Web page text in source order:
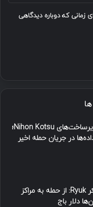
زمانی که دوباره دیدگاهی
آلودگی به بدافزار در زیرساخت‌های Nihon Kotsu؛
در جریان حمله اخیر
اعتراف تکان‌دهنده هکر Ryuk: از حمله به مراکز
دلار باج